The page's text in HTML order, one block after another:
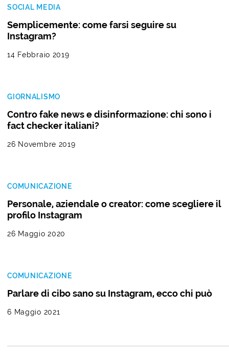
SOCIAL MEDIA
Semplicemente: come farsi seguire su
Instagram?
14 Febbraio 2019
GIORNALISMO
Contro fake news e disinformazione: chi sono i
fact checker italiani?
26 Novembre 2019
COMUNICAZIONE
Personale, aziendale o creator: come scegliere il
profilo Instagram
26 Maggio 2020
COMUNICAZIONE
Parlare di cibo sano su Instagram, ecco chi può
6 Maggio 2021